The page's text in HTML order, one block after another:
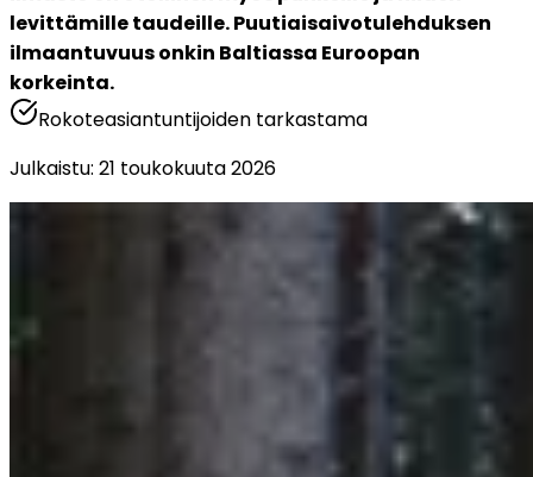
levittämille taudeille. Puutiaisaivotulehduksen
ilmaantuvuus onkin Baltiassa Euroopan
korkeinta.
Rokoteasiantuntijoiden tarkastama
Julkaistu: 21 toukokuuta 2026